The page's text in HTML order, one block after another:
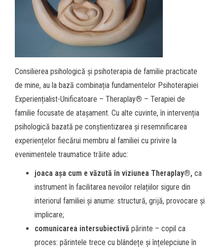
Consilierea psihologică și psihoterapia de familie practicate
de mine, au la bază combinația fundamentelor Psihoterapiei
Experiențialist-Unificatoare – Theraplay® – Terapiei de
familie focusate de atașament. Cu alte cuvinte, în intervenția
psihologică bazată pe conștientizarea și resemnificarea
experiențelor fiecărui membru al familiei cu privire la
evenimentele traumatice trăite aduc:
joaca așa cum e văzută în viziunea Theraplay®, ca
instrument în facilitarea nevoilor relațiilor sigure din
interiorul familiei și anume: structură, grijă, provocare și
implicare;
comunicarea intersubiectivă părinte – copil ca
proces: părintele trece cu blândețe și înțelepciune în